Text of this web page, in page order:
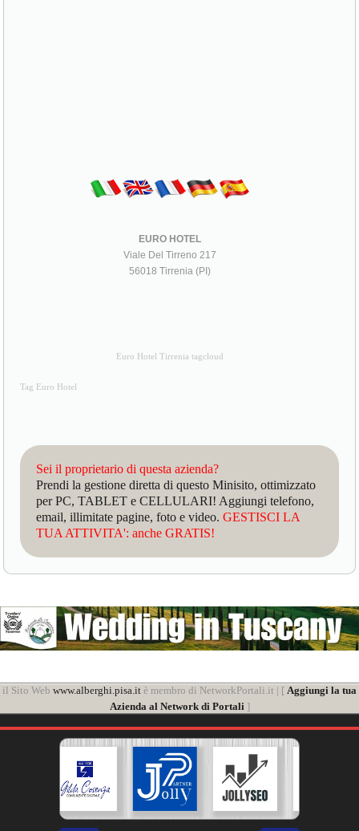
EURO HOTEL
Viale Del Tirreno 217
56018 Tirrenia (PI)
Euro Hotel Tirrenia tagcloud
Tag Euro Hotel
Sei il proprietario di questa azienda?
Prendi la gestione diretta di questo Minisito, ottimizzato
per PC, TABLET e CELLULARI! Aggiungi telefono,
email, illimitate pagine, foto e video.GESTISCI LA
TUA ATTIVITA': anche GRATIS!
il Sito Web www.alberghi.pisa.it è membro di NetworkPortali.it | [ Aggiungi la tua
Azienda al Network di Portali]